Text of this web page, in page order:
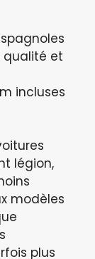
qualité et
incluses
légion,
modèles
plus